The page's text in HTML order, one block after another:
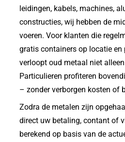
leidingen, kabels, machines,
constructies, wij hebben de
voeren. Voor klanten die
gratis containers op locatie
verloopt oud metaal niet
Particulieren profiteren
– zonder verborgen kosten of
Zodra de metalen zijn
direct uw betaling, contant of
berekend op basis van de